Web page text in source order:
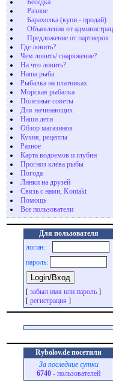
Беседка
Разное
Барахолка (купи - продай)
Объявления от
Предложение от партнеров
Где ловить?
Чем ловить/ снаряжение?
На что ловить?
Наша рыба
Рыбалка на платниках
Морская рыбалка
Полезные советы
Для начинающих
Наши дети
Обзор магазинов
Кухня, рецепты
Разное
Карта водоемов и глубин
Прогноз клёва рыбы
Погода
Линки на друзей
Связь с нами, Kontakt
Помощь
Все пользователи
Для пользователя
логин:
пароль:
[ забыл имя или пароль ]
[ регистрация ]
Rybolov.de посетили
За последние сутки
6740 - пользователей